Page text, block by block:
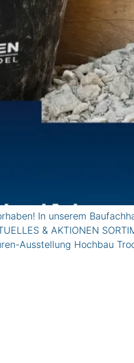
In unserem
& AKTIONEN
Ausstellung Hochbau